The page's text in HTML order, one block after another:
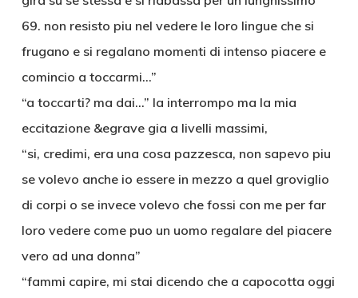
69. non resisto piu nel vedere le loro lingue che si
frugano e si regalano momenti di intenso piacere e
comincio a toccarmi…”
“a toccarti? ma dai…” la interrompo ma la mia
eccitazione &egrave gia a livelli massimi,
“si, credimi, era una cosa pazzesca, non sapevo piu
se volevo anche io essere in mezzo a quel groviglio
di corpi o se invece volevo che fossi con me per far
loro vedere come puo un uomo regalare del piacere
vero ad una donna”
“fammi capire, mi stai dicendo che a capocotta oggi